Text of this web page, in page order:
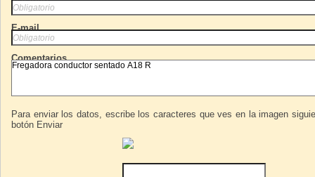
E-mail
Comentarios
Para enviar los datos, escribe los caracteres que ves en la imagen
botón Enviar